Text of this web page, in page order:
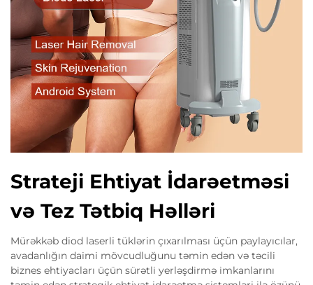
Strateji Ehtiyat İdarəetməsi
və Tez Tətbiq Həlləri
Mürəkkəb diod laserli tüklərin çıxarılması üçün paylayıcılar,
avadanlığın daimi mövcudluğunu təmin edən və təcili
biznes ehtiyacları üçün sürətli yerləşdirmə imkanlarını